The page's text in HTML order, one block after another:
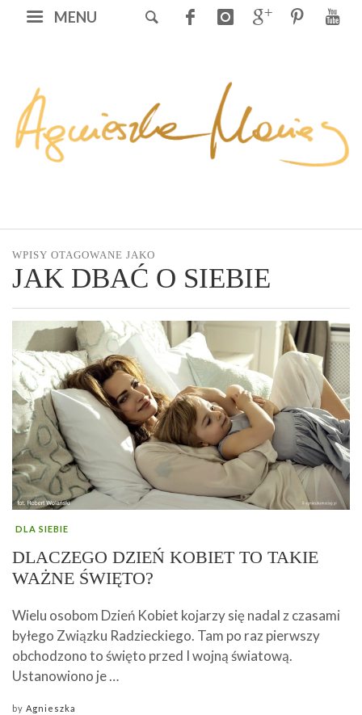
MENU
WPISY OTAGOWANE JAKO
JAK DBAĆ O SIEBIE
DLA SIEBIE
DLACZEGO DZIEŃ KOBIET TO TAKIE
WAŻNE ŚWIĘTO?
Wielu osobom Dzień Kobiet kojarzy się nadal z czasami
byłego Związku Radzieckiego. Tam po raz pierwszy
obchodzono to święto przed I wojną światową.
Ustanowiono je …
by Agnieszka